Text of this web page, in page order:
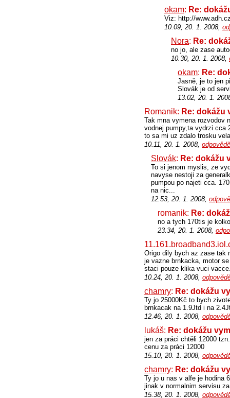
okam: Re:
Viz: http://
10.09, 20. 1. 2008,
Nora: Re:
no jo, ale zase
10.30, 20. 1. 2008,
okam: Re:
Jasně, je to jen
Slovák je od
13.02, 20. 1.
Romanik: Re: dokážu
Tak mna vymena rozvodov
vodnej pumpy,ta vydrzi cca
to sa mi uz zdalo trosku
10.11, 20. 1. 2008,
Slovák: Re: dokážu
To si jenom myslis, ze
navyse nestoji za
pumpou po najeti cca.
na nic...
12.53, 20. 1. 2008,
romanik: Re:
no a tych 170tis je
23.34, 20. 1. 2008,
Origo dily bych az zase tak
je vazne brnkacka, motor
staci pouze klika vuci
10.24, 20. 1. 2008,
chamry: Re: dokážu
Ty jo 25000Kč to bych
brnkacak na 1.9Jtd i na
12.46, 20. 1. 2008,
lukáš: Re: dokážu
jen za práci chtěli 12000
cenu za práci 12000
15.10, 20. 1. 2008,
chamry: Re: dokážu
Ty jo u nas v alfe je hodina
jinak v normalnim servisu
15.38, 20. 1. 2008,